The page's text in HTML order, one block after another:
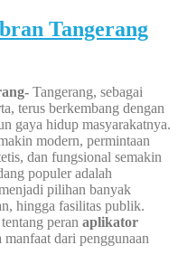
Tangerang
Tangerang, sebagai
terus berkembang dengan
gaya hidup masyarakatnya.
modern, permintaan
dan fungsional semakin
populer adalah
pilihan banyak
hingga fasilitas publik.
peran aplikator
manfaat dari penggunaan